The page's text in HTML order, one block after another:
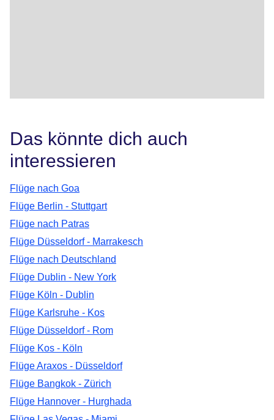
Das könnte dich auch
interessieren
Flüge nach Goa
Flüge Berlin - Stuttgart
Flüge nach Patras
Flüge Düsseldorf - Marrakesch
Flüge nach Deutschland
Flüge Dublin - New York
Flüge Köln - Dublin
Flüge Karlsruhe - Kos
Flüge Düsseldorf - Rom
Flüge Kos - Köln
Flüge Araxos - Düsseldorf
Flüge Bangkok - Zürich
Flüge Hannover - Hurghada